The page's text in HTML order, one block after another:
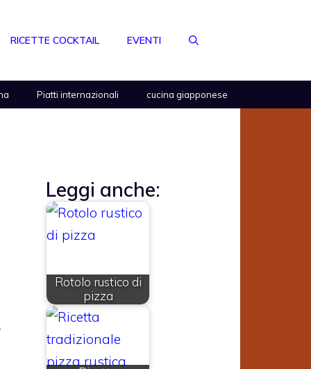
RICETTE COCKTAIL EVENTI
Piatti internazionali cucina giapponese
Leggi anche:
Rotolo rustico di
pizza